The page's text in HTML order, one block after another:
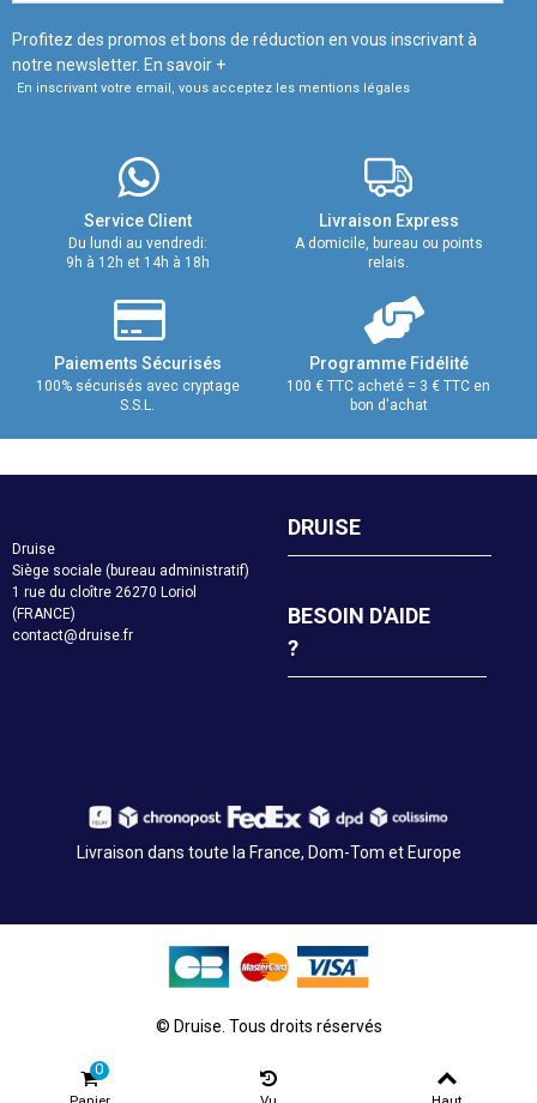
Profitez des promos et bons de réduction en vous inscrivant à
notre newsletter. En savoir +
En inscrivant votre email, vous acceptez les mentions légales
Service Client
Du lundi au vendredi:
9h à 12h et 14h à 18h
Livraison Express
A domicile, bureau ou points
relais.
Paiements Sécurisés
100% sécurisés avec cryptage
S.S.L.
Programme Fidélité
100 € TTC acheté = 3 € TTC en
bon d'achat
Druise
Siège sociale (bureau administratif)
1 rue du cloître 26270 Loriol
(FRANCE)
contact@druise.fr
DRUISE
BESOIN D'AIDE
?
Livraison dans toute la France, Dom-Tom et Europe
© Druise. Tous droits réservés
0